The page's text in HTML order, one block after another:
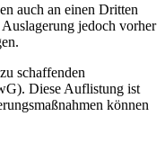
auch an einen Dritten
jedoch vorher
schaffenden
Diese Auflistung ist
können